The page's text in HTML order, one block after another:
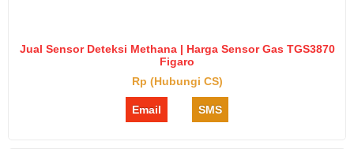
Jual Sensor Deteksi Methana | Harga Sensor Gas TGS3870
Figaro
Rp (Hubungi CS)
Email SMS